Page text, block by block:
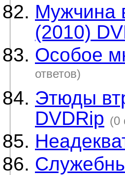
Мужчина
(2010)
Особое
ответов)
Этюды
DVDRip (0